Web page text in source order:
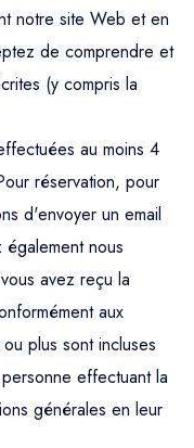
notre site Web et en
de comprendre et
(y compris la
au moins 4
réservation, pour
d'envoyer un email
nous
avez reçu la
aux
plus sont incluses
effectuant la
générales en leur